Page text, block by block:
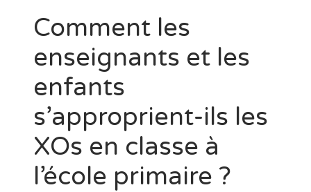
Comment les
enseignants et les
enfants
s’approprient-ils les
XOs en classe à
l’école primaire ?